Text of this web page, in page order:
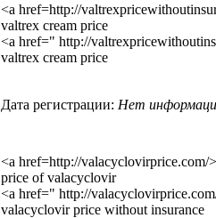
<a href=http://
valtrex cream price
<a href=" http://
valtrex cream price
Дата регистрации: Нет
<a href=http://valacyclovirprice.com/
price of valacyclovir
<a href=" http://
valacyclovir price without insurance